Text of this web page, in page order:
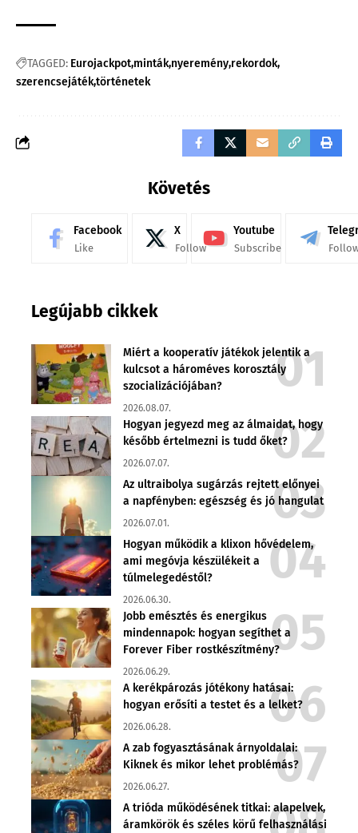
TAGGED: Eurojackpot minták nyeremény rekordok
szerencsejátéktörténetek
Követés
Facebook
Like
X
Follow
Youtube
Subscribe
Legújabb cikkek
Miért a kooperatív játékok jelentik a
kulcsot a hároméves korosztály
szocializációjában?
2026.08.07.
Hogyan jegyezd meg az álmaidat, hogy
később értelmezni is tudd őket?
2026.07.07.
Az ultraibolya sugárzás rejtett előnyei
a napfényben: egészség és jó hangulat
2026.07.01.
Hogyan működik a klixon hővédelem,
ami megóvja készülékeit a
túlmelegedéstől?
2026.06.30.
Jobb emésztés és energikus
mindennapok: hogyan segíthet a
Forever Fiber rostkészítmény?
2026.06.29.
A kerékpározás jótékony hatásai:
hogyan erősíti a testet és a lelket?
2026.06.28.
A zab fogyasztásának árnyoldalai:
Kiknek és mikor lehet problémás?
2026.06.27.
A trióda működésének titkai: alapelvek,
áramkörök és széles körű felhasználási